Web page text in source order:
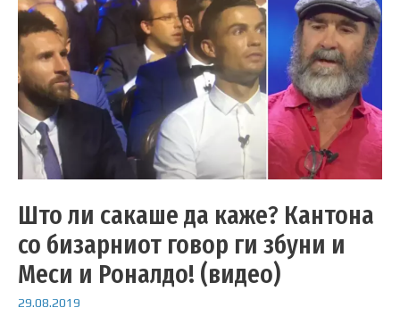
Што ли сакаше да каже? Кантона
со бизарниот говор ги збуни и
Меси и Роналдо! (видео)
29.08.2019